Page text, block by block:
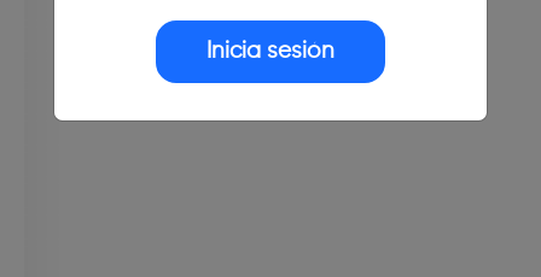
Inicia sesión